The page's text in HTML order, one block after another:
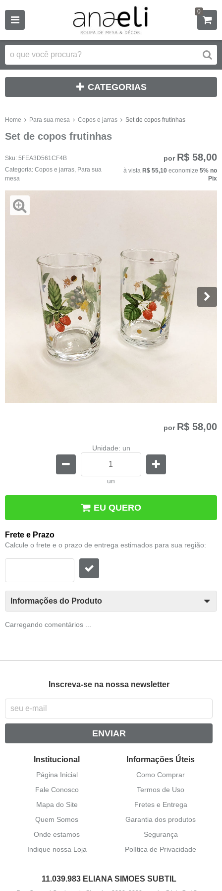
0
CATEGORIAS
Home Para sua mesa Copos e jarras Set de copos frutinhas
Set de copos frutinhas
Sku: 5FEA3D561CF4B
Categoria: Copos e jarras Para sua
mesa
por R$ 58,00
à vista R$ 55,10 economize 5% no
Pix
por R$ 58,00
Unidade: un
un
EU QUERO
Frete e Prazo
Calcule o frete e o prazo de entrega estimados para sua região:
Informações do Produto
Carregando comentários ...
Inscreva-se na nossa newsletter
ENVIAR
Institucional
Página Inicial
Fale Conosco
Mapa do Site
Quem Somos
Onde estamos
Indique nossa Loja
Informações Úteis
Como Comprar
Termos de Uso
Fretes e Entrega
Garantia dos produtos
Segurança
Política de Privacidade
11.039.983 ELIANA SIMOES SUBTIL